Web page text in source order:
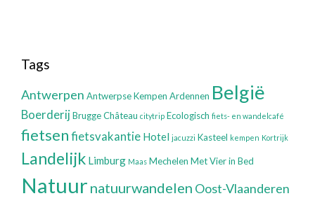
Tags
Antwerpen Antwerpse Kempen Ardennen België
Boerderij BruggeChâteau citytrip Ecologisch fiets- en wandelcafé
fietsen fietsvakantie Hotel jacuzzi Kasteel kempen Kortrijk
Landelijk Limburg Maas Mechelen Met Vier in Bed
Natuur natuurwandelen Oost-Vlaanderen